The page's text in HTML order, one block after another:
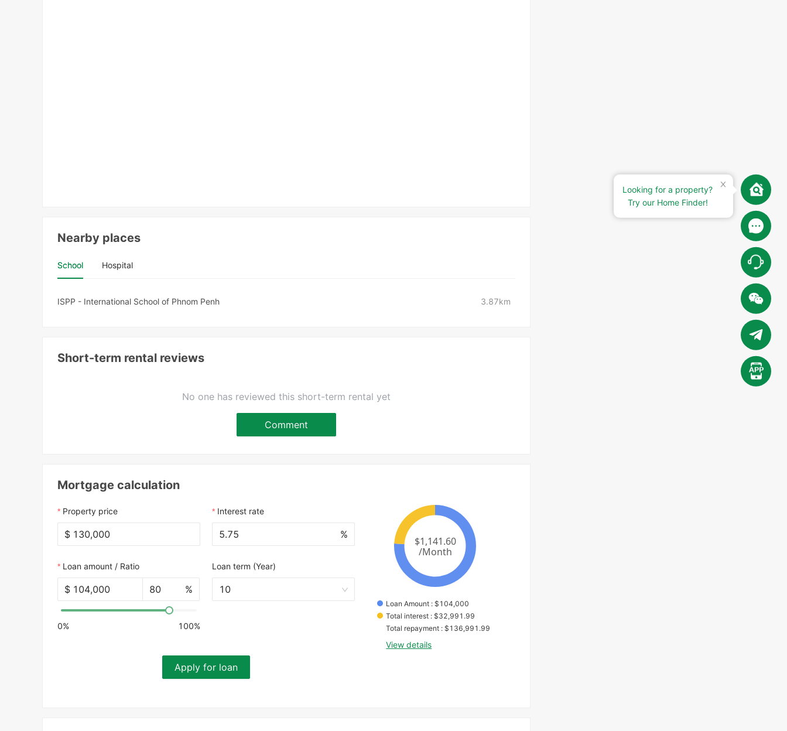
Nearby places
School Hospital
ISPP - International School of Phnom Penh 3.87km
Short-term rental reviews
No one has reviewed this short-term rental yet
Comment
Mortgage calculation
Property price
$
Interest rate
%
Loan amount / Ratio
$ %
0% 100%
Loan term (Year)
10
Apply for loan
Loan Amount : $104,000
Total interest : $32,991.99
Total repayment : $136,991.99
View details
Looking for a property?
Try our Home Finder!